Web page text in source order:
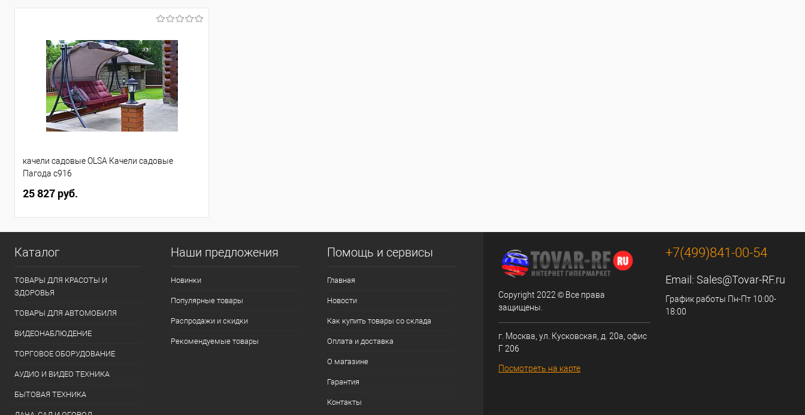
качели садовые OLSA Качели садовые
Пагода с916
25 827 руб.
Каталог
ТОВАРЫ ДЛЯ КРАСОТЫ И
ЗДОРОВЬЯ
ТОВАРЫ ДЛЯ АВТОМОБИЛЯ
ВИДЕОНАБЛЮДЕНИЕ
ТОРГОВОЕ ОБОРУДОВАНИЕ
АУДИО И ВИДЕО ТЕХНИКА
БЫТОВАЯ ТЕХНИКА
Наши предложения
Новинки
Популярные товары
Распродажи и скидки
Рекомендуемые товары
Помощь и сервисы
Главная
Новости
Как купить товары со склада
Оплата и доставка
О магазине
Гарантия
Контакты
Copyright 2022 © Все права
защищены.
г. Москва, ул. Кусковская, д. 20а, офис
Г 206
Посмотреть на карте
+7(499)841-00-54
Email: Sales@Tovar-RF.ru
График работы Пн-Пт 10:00-
18:00